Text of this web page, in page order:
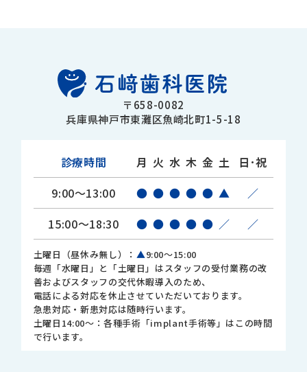
〒658-0082
兵庫県神戸市東灘区魚崎北町1-5-18
診療時間 月 火 水 木 金 土
日･祝
9:00～13:00
● ● ● ● ● ▲
／
15:00～18:30
● ● ● ● ● ／ ／
土曜日（昼休み無し）： ▲9:00～15:00
毎週「水曜日」と「土曜日」はスタッフの受付業務の改
善およびスタッフの交代休暇導入のため、
電話による対応を休止させていただいております。
急患対応・新患対応は随時行います。
土曜日14:00～：各種手術「implant手術等」はこの時間
で行います。